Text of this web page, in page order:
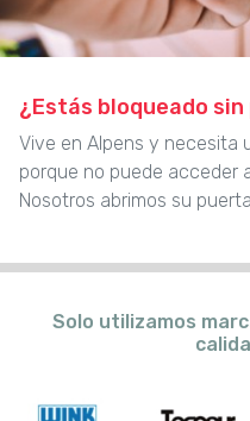
¿Estás bloqueado
Vive en Alpens y necesita
porque no puede acceder
Nosotros abrimos su
Solo utilizamos